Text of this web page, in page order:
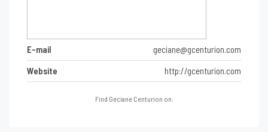
E-mail
geciane@gcenturion.com
Website
http://gcenturion.com
Find Geciane Centurion on: